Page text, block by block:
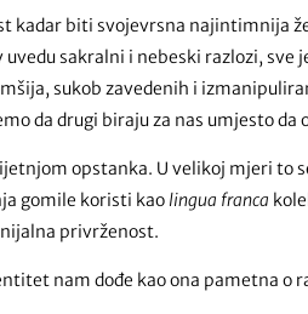
kadar biti svojevrsna najintimnija
sakralni i nebeski razlozi, sve
sukob zavedenih i
da drugi biraju za nas umjesto da
opstanka. U velikoj mjeri to
gomile koristi kao lingua franca
privrženost.
nam dođe kao ona pametna o